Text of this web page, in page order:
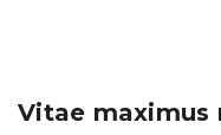
Vitae maximus